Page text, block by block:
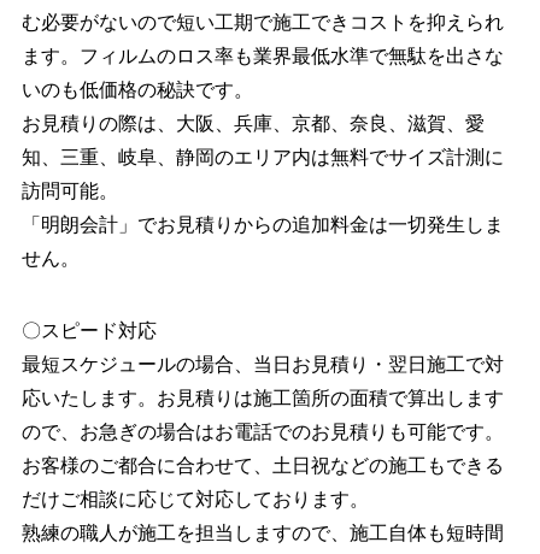
む必要がないので短い工期で施工できコストを抑えられ
ます。フィルムのロス率も業界最低⽔準で無駄を出さな
いのも低価格の秘訣です。
お見積りの際は、大阪、兵庫、京都、奈良、滋賀、愛
知、三重、岐阜、静岡のエリア内は無料でサイズ計測に
訪問可能。
「明朗会計」でお見積りからの追加料金は一切発生しま
せん。
〇スピード対応
最短スケジュールの場合、当日お見積り・翌日施工で対
応いたします。お見積りは施工箇所の面積で算出します
ので、お急ぎの場合はお電話でのお見積りも可能です。
お客様のご都合に合わせて、土日祝などの施工もできる
だけご相談に応じて対応しております。
熟練の職人が施工を担当しますので、施工自体も短時間